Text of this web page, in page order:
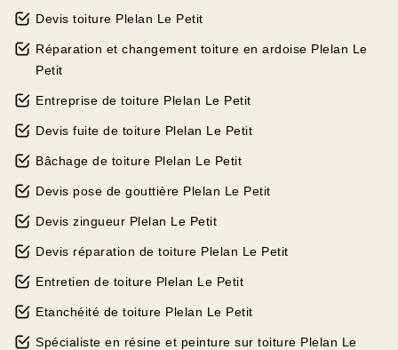
Devis toiture Plelan Le Petit
Réparation et changement toiture en ardoise Plelan Le
Petit
Entreprise de toiture Plelan Le Petit
Devis fuite de toiture Plelan Le Petit
Bâchage de toiture Plelan Le Petit
Devis pose de gouttière Plelan Le Petit
Devis zingueur Plelan Le Petit
Devis réparation de toiture Plelan Le Petit
Entretien de toiture Plelan Le Petit
Etanchéité de toiture Plelan Le Petit
Spécialiste en résine et peinture sur toiture Plelan Le